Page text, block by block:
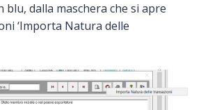
blu, dalla maschera che si apre
‘Importa Natura delle